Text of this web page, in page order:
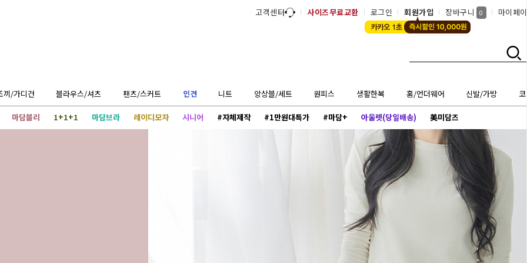
고객센터 사이즈무료교환 로그인 회원가입 장바구니 0 마이페
끼/가디건 블라우스/셔츠 팬츠/스커트 인견 니트 앙상블/세트 원피스 생활한복 홈/언더웨어 신발/가방
마담블리 1+1+1 마담브라 레이디모자 시니어 #자체제작 #1만원대특가 #마담+ 아울렛(당일배송) 美미담즈